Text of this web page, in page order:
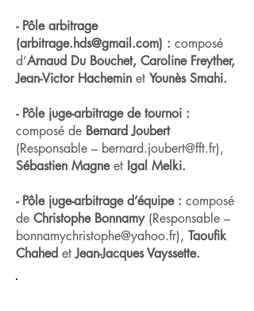
- Pôle arbitrage
(arbitrage.hds@gmail.com) : composé
d’Arnaud Du Bouchet, Caroline Freyther,
Jean-Victor Hachemin et Younès Smahi.
- Pôle juge-arbitrage de tournoi :
composé de Bernard Joubert
(Responsable – bernard.joubert@fft.fr),
Sébastien Magneet Igal Melki.
- Pôle juge-arbitrage d’équipe : composé
de Christophe Bonnamy(Responsable –
bonnamychristophe@yahoo.fr), Taoufik
Chahed etJean-Jacques Vayssette.